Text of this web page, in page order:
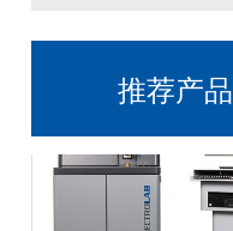
推荐产品